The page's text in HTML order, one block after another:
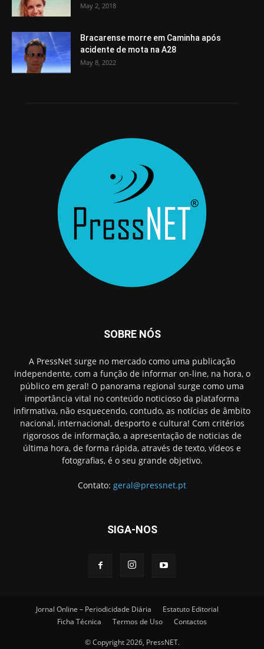
May 2, 2018
Bracarense morre em Caminha após
acidente de mota na A28
May 8, 2022
SOBRE NÓS
A PressNet surge no mercado como uma publicação
independente, com a função de informar on-line, na hora, o
público em geral! O panorama regional surge como uma
importância vital no conteúdo noticioso da plataforma
infirmativa, não esquecendo, contudo, as notícias de âmbito
nacional, internacional, desporto e cultura! Com critérios
rigorosos de informação, a apresentação de noticias de
última hora, de forma rápida, através de texto, vídeos e
fotografias, é o seu grande objetivo.
Contato: geral@pressnet.pt
SIGA-NOS
Jornal Online – Periodicidade Diária
Estatuto Editorial
Ficha Técnica
Termos de Uso Contactos
© Copyright 2026, PressNET.